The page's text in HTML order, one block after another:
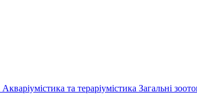
Акваріумістика та тераріумістика Загальні